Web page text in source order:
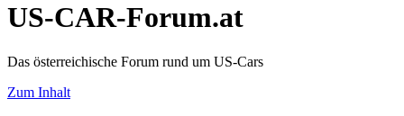
US-CAR-Forum.at
Das österreichische Forum rund um US-Cars
Zum Inhalt